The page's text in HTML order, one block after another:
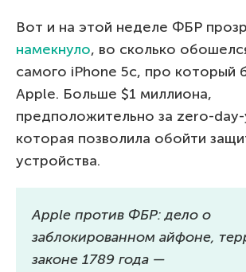
Вот и на этой неделе ФБР
намекнуло, во сколько
самого iPhone 5c, про который
Apple. Больше $1 миллиона,
предположительно за zero-day-
которая позволила обойти
устройства.
Apple против ФБР: дело о
заблокированном айфоне,
законе 1789 года —